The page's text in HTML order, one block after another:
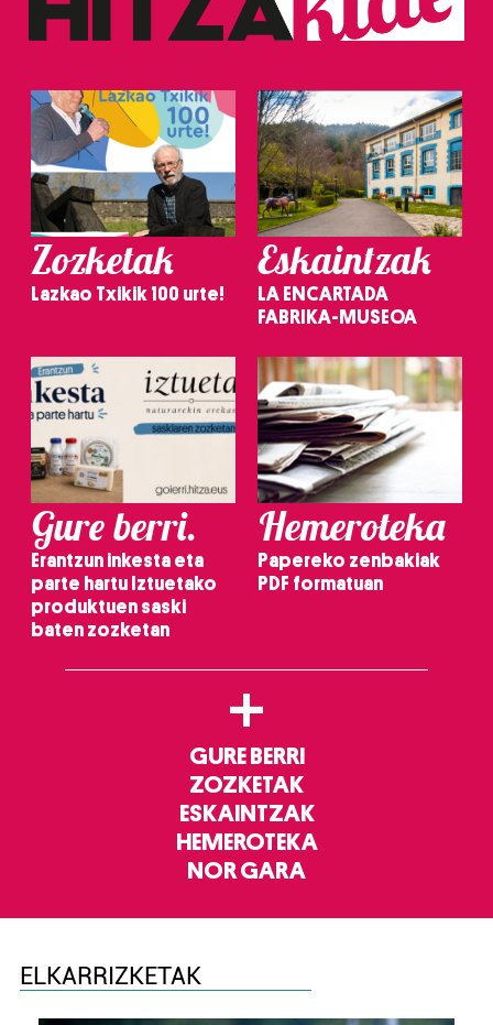
Zozketak
Lazkao Txikik 100 urte!
Eskaintzak
LA ENCARTADA
FABRIKA-MUSEOA
Gure berri.
Erantzun inkesta eta
parte hartu Iztuetako
produktuen saski
baten zozketan
Hemeroteka
Papereko zenbakiak
PDF formatuan
+
GURE BERRI
ZOZKETAK
ESKAINTZAK
HEMEROTEKA
NOR GARA
ELKARRIZKETAK